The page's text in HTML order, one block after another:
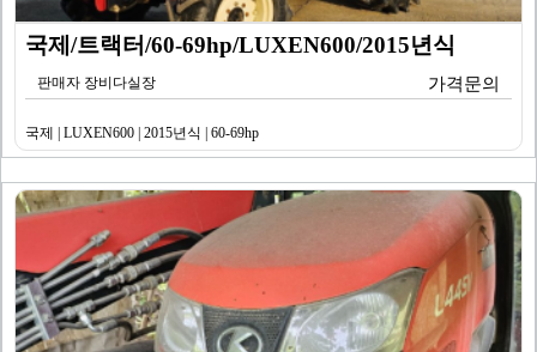
국제/트랙터/60-69hp/LUXEN600/2015년식
판매자 장비다실장 가격문의
국제 | LUXEN600 | 2015년식 | 60-69hp